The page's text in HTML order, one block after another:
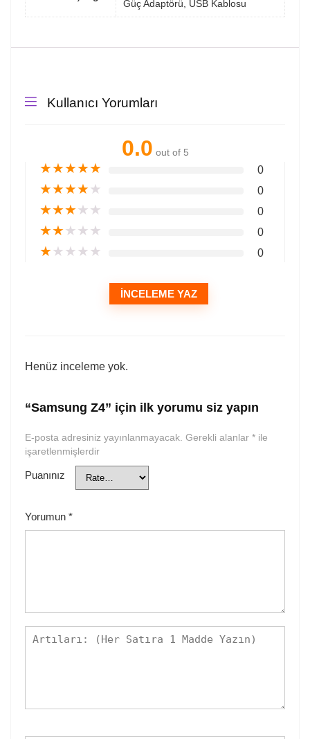
Güç Adaptörü, USB Kablosu
Kullanıcı Yorumları
0.0 out of 5
★★★★★ 0
★★★★★ 0
★★★★★ 0
★★★★★ 0
★★★★★ 0
İNCELEME YAZ
Henüz inceleme yok.
“Samsung Z4” için ilk yorumu siz yapın
E-posta adresiniz yayınlanmayacak. Gerekli alanlar * ile
işaretlenmişlerdir
Puanınız
Yorumun *